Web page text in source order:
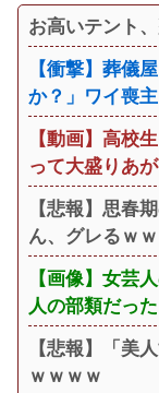
お高いテント
【衝撃】葬儀
か？」ワイ喪
【動画】高校
って大盛りあ
【悲報】思春
ん、グレるｗ
【画像】女芸
人の部類だっ
【悲報】「美
ｗｗｗｗ